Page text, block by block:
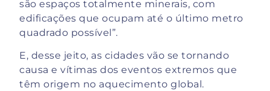
são espaços totalmente minerais, com
edificações que ocupam até o último metro
quadrado possível”.
E, desse jeito, as cidades vão se tornando
causa e vítimas dos eventos extremos que
têm origem no aquecimento global.